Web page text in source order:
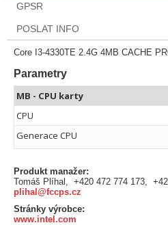
GPSR
POSLAT INFO
Core I3-4330TE 2.4G 4MB CACHE
Parametry
MB - CPU karty
CPU
Generace CPU
Produkt manažer:
Tomáš Plíhal, +420 472 774 173,
plihal@fccps.cz
Stránky výrobce:
www.intel.com